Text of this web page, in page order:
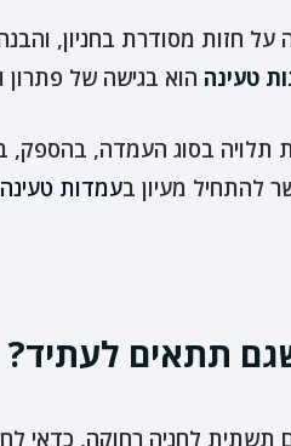
על חזות מסודרת בחניון,
הוא בגישה של
בסוג העמדה, בהספק,
להתחיל מעיון בעמדות
תתאים לעתיד?
תשתית לחניה רחוקה, כדאי